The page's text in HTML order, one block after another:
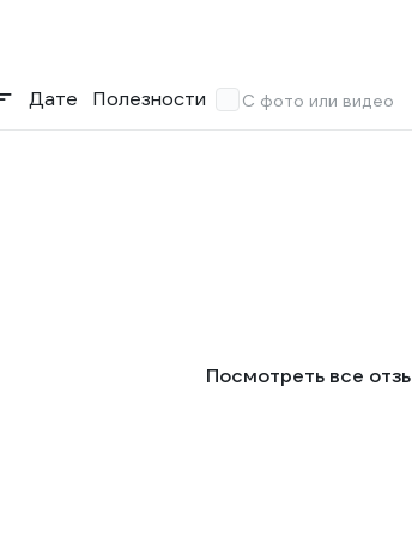
Дате Полезности С фото или видео
Посмотреть все